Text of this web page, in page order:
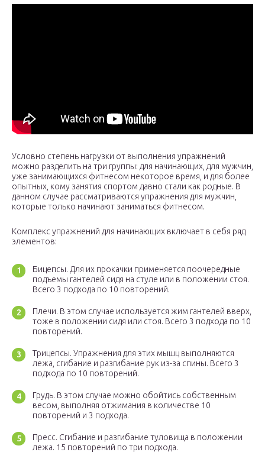
Условно степень нагрузки от выполнения упражнений
можно разделить на три группы: для начинающих, для мужчин,
уже занимающихся фитнесом некоторое время, и для более
опытных, кому занятия спортом давно стали как родные. В
данном случае рассматриваются упражнения для мужчин,
которые только начинают заниматься фитнесом.
Комплекс упражнений для начинающих включает в себя ряд
элементов:
Бицепсы. Для их прокачки применяется поочередные
подъемы гантелей сидя на стуле или в положении стоя.
Всего 3 подхода по 10 повторений.
Плечи. В этом случае используется жим гантелей вверх,
тоже в положении сидя или стоя. Всего 3 подхода по 10
повторений.
Трицепсы. Упражнения для этих мышц выполняются
лежа, сгибание и разгибание рук из-за спины. Всего 3
подхода по 10 повторений.
Грудь. В этом случае можно обойтись собственным
весом, выполняя отжимания в количестве 10
повторений и 3 подхода.
Пресс. Сгибание и разгибание туловища в положении
лежа. 15 повторений по три подхода.